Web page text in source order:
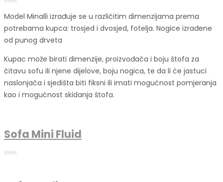
Model Minalli izrađuje se u različitim dimenzijama prema
potrebama kupca: trosjed i dvosjed, fotelja. Nogice izrađene
od punog drveta
Kupac može birati dimenzije, proizvođača i boju štofa za
čitavu sofu ili njene dijelove, boju nogica, te da li će jastuci
naslonjača i sjedišta biti fiksni ili imati mogućnost pomjeranja
kao i mogućnost skidanja štofa.
Sofa Mini Fluid